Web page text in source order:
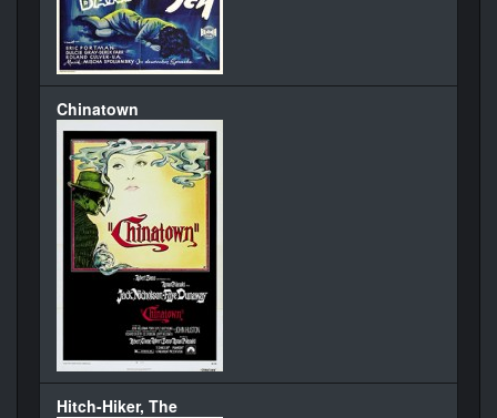
Chinatown
Hitch-Hiker, The